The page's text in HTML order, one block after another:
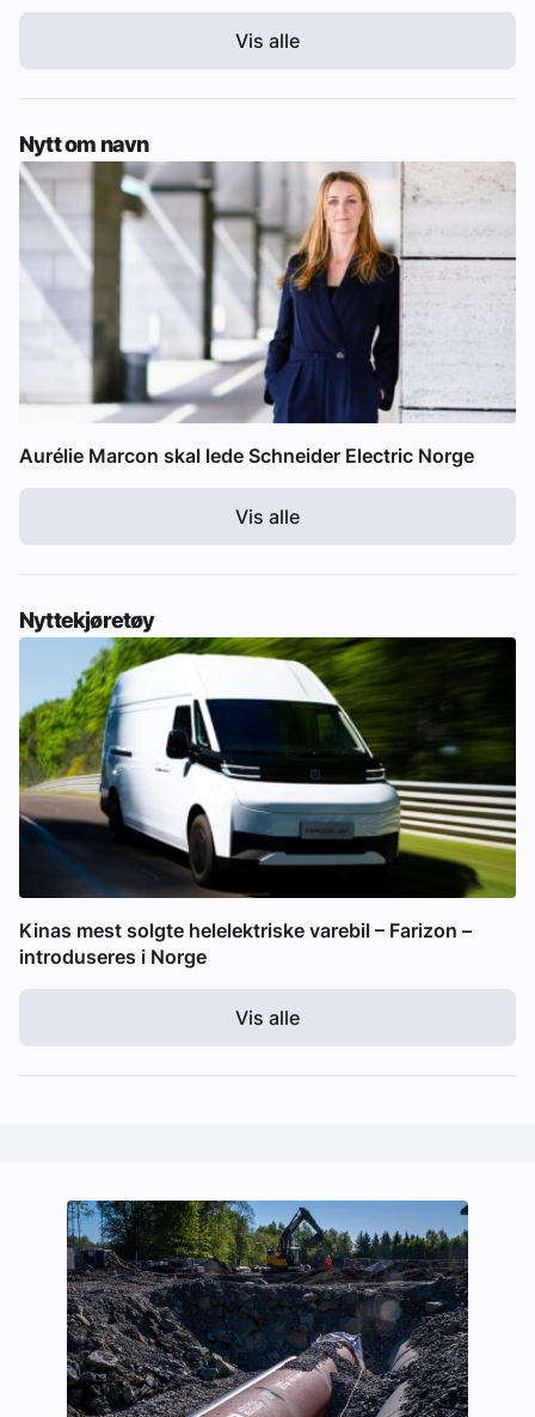
Vis alle
Nytt om navn
Aurélie Marcon skal lede Schneider Electric Norge
Vis alle
Nyttekjøretøy
Kinas mest solgte helelektriske varebil – Farizon –
introduseres i Norge
Vis alle